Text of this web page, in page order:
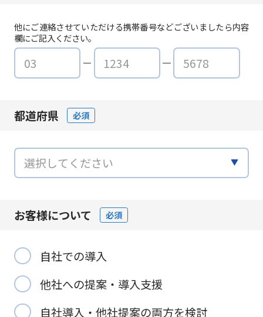
他にご連絡させていただける携帯番号などございましたら内容
欄にご記入ください。
都道府県 必須
お客様について 必須
自社での導入
他社への提案・導入支援
自社導入・他社提案の両方を検討